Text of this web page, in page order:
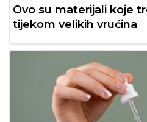
Ovo su materijali koje
tijekom velikih vrućina